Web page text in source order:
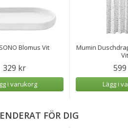
Blomus Vit
329 kr
i varukorg
Mumin
Vit
Lägg i
FÖR DIG